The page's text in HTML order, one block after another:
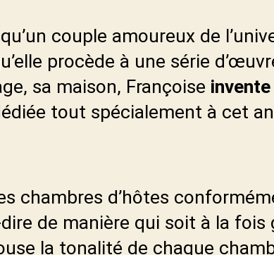
couple amoureux de
procède à une série
sa maison, Françoise
tout spécialement à cet
chambres d’hôtes
de manière qui soit à la fois
la tonalité de chaque